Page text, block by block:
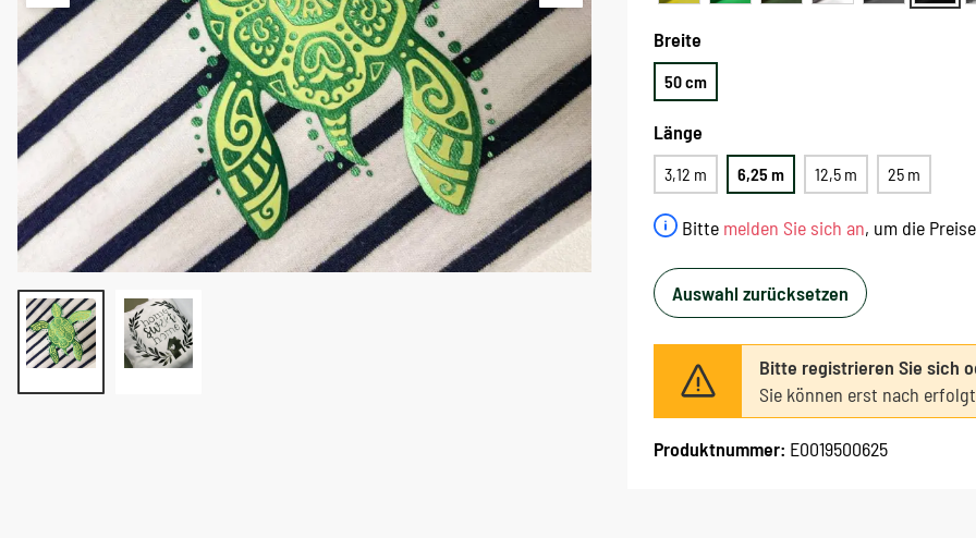
Bitte melden Sie sich an, um die
Breite
50 cm
Länge
3,12 m 6,25 m 12,5 m 25 m
Auswahl zurücksetzen
Bitte registrieren Sie sich
Sie können erst nach
Produktnummer: E0019500625